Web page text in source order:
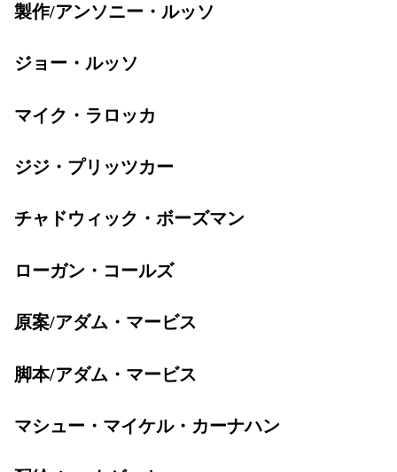
製作/アンソニー・ルッソ
ジョー・ルッソ
マイク・ラロッカ
ジジ・プリッツカー
チャドウィック・ボーズマン
ローガン・コールズ
原案/アダム・マービス
脚本/アダム・マービス
マシュー・マイケル・カーナハン